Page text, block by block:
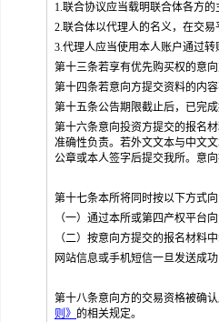
1.联合协议应当载明联合体各方
2.联合体以代理人的名义，在交易
3.代理人应当使用本人账户通过
第十三条若享有优先购买权的意
第十四条若意向方提交资料的内
第十五条公告期限截止后，已完
第十六条意向投资方提交的报名
准确性负责。若外文文本与中文
公章或本人签字后提交我所。意
第十七条本所将同时按以下方式
（一）通过本所或第四产权平台
（二）按意向方提交的报名材料
网站信息或手机短信一旦发送成
第十八条意向方的交易资格被确
则》 的相关规定。